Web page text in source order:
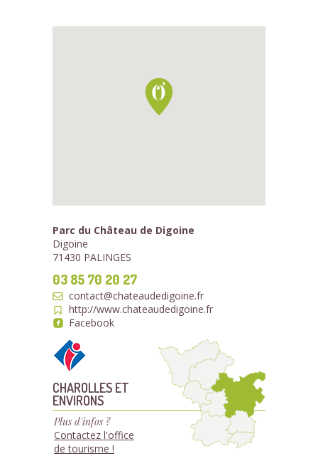
Parc du Château de Digoine
Digoine
71430 PALINGES
03 85 70 20 27
contact@chateaudedigoine.fr
http://www.chateaudedigoine.fr
Facebook
CHAROLLES ET
ENVIRONS
Plus d'infos ?
Contactez l'office
de tourisme !